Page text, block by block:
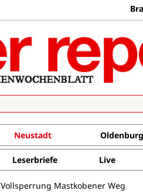
Neustadt Oldenburg
Leserbriefe Live
Vollsperrung Mastkobener Weg